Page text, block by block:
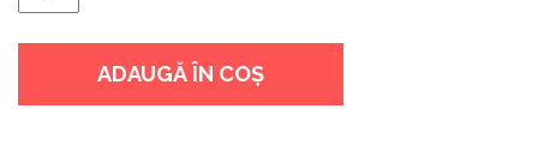
CHIULOASA
SLANZI
ADAUGĂ ÎN COȘ